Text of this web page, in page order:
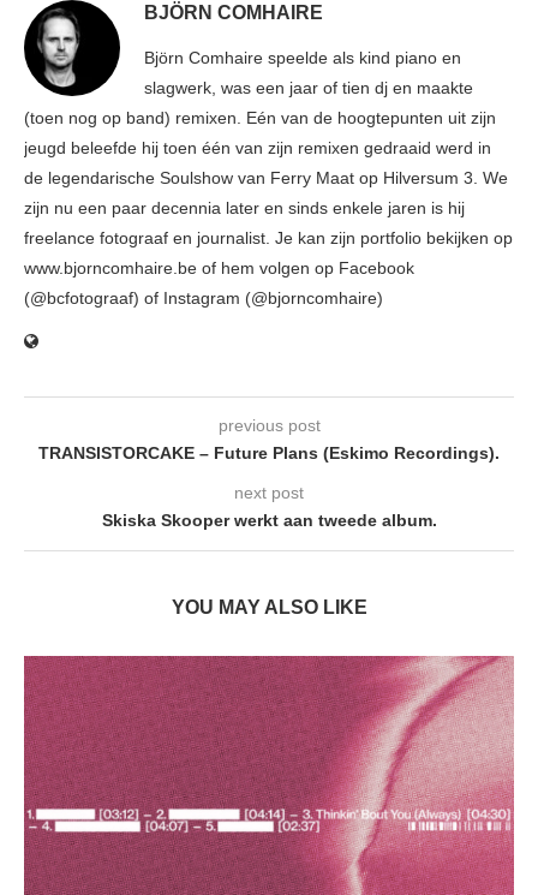
BJÖRN COMHAIRE
Björn Comhaire speelde als kind piano en
slagwerk, was een jaar of tien dj en maakte
(toen nog op band) remixen. Eén van de hoogtepunten uit zijn
jeugd beleefde hij toen één van zijn remixen gedraaid werd in
de legendarische Soulshow van Ferry Maat op Hilversum 3. We
zijn nu een paar decennia later en sinds enkele jaren is hij
freelance fotograaf en journalist. Je kan zijn portfolio bekijken op
www.bjorncomhaire.be of hem volgen op Facebook
(@bcfotograaf) of Instagram (@bjorncomhaire)
previous post
TRANSISTORCAKE – Future Plans (Eskimo Recordings).
next post
Skiska Skooper werkt aan tweede album.
YOU MAY ALSO LIKE